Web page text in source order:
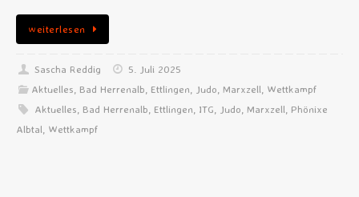
weiterlesen
Sascha Reddig
5. Juli 2025
Aktuelles Bad Herrenalb Ettlingen Judo Marxzell Wettkampf
Aktuelles Bad Herrenalb Ettlingen ITG Judo Marxzell Phönixe
Albtal Wettkampf